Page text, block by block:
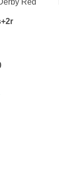
Red